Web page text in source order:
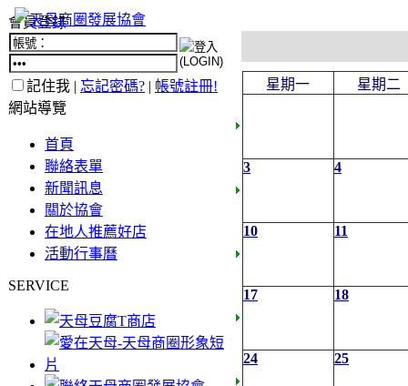
會員登錄
記住我 | 忘記密碼? | 帳號註冊!
網站導覽
首頁
聯絡表單
新聞訊息
關於協會
在地人推薦好店
活動行事曆
SERVICE
星期一 星期二
3 4
10 11
17 18
24 25